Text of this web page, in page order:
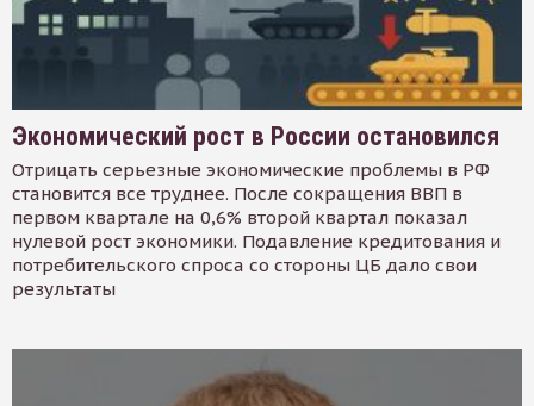
Экономический рост в России остановился
Отрицать серьезные экономические проблемы в РФ
становится все труднее. После сокращения ВВП в
первом квартале на 0,6% второй квартал показал
нулевой рост экономики. Подавление кредитования и
потребительского спроса со стороны ЦБ дало свои
результаты